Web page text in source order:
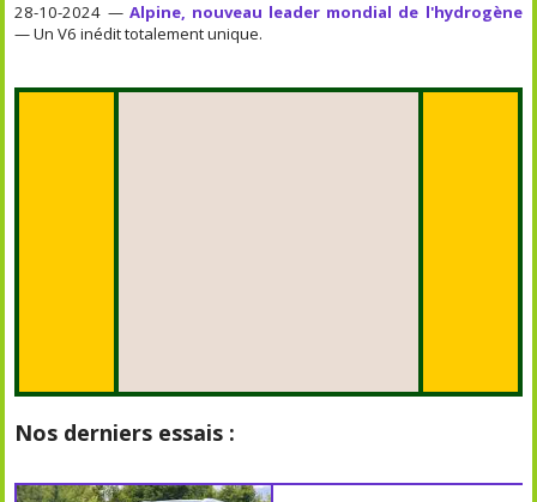
28-10-2024 — Alpine, nouveau leader mondial de l'hydrogène
— Un V6 inédit totalement unique.
Nos derniers essais :